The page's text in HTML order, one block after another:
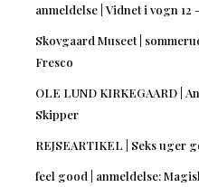
anmeldelse | Vidnet i vogn
Skovgaard Museet |
Fresco
OLE LUND KIRKEGAARD |
Skipper
REJSEARTIKEL | Seks uger
feel good | anmeldelse: